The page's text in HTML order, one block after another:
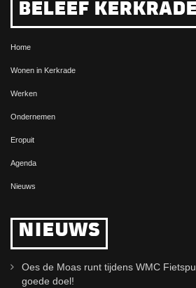
BELEEF KERKRADE
Home
Wonen in Kerkrade
Werken
Ondernemen
Eropuit
Agenda
Nieuws
NIEUWS
Oes de Moas runt tijdens WMC
goede doel!